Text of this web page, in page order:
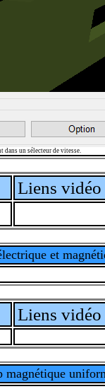
dans un sélecteur de vitesse.
Liens vidéo
et
Liens vidéo
magnétique